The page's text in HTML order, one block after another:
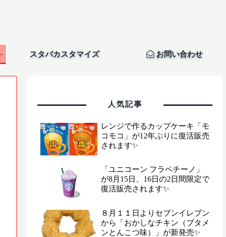
スタバカスタマイズ お問い合わせ
人気記事
レンジで作るカップケーキ「モ
コモコ」が12年ぶりに復活販売
されます✨
「ユニコーン フラペチーノ」
が8月15日、16日の2日間限定で
復活販売されます✨
８月１１日よりセブンイレブン
から「おかしなチキン（ブタメ
ンとんこつ味）」が新発売✨